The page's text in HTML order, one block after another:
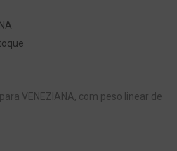
VENEZIANA, com peso linear de